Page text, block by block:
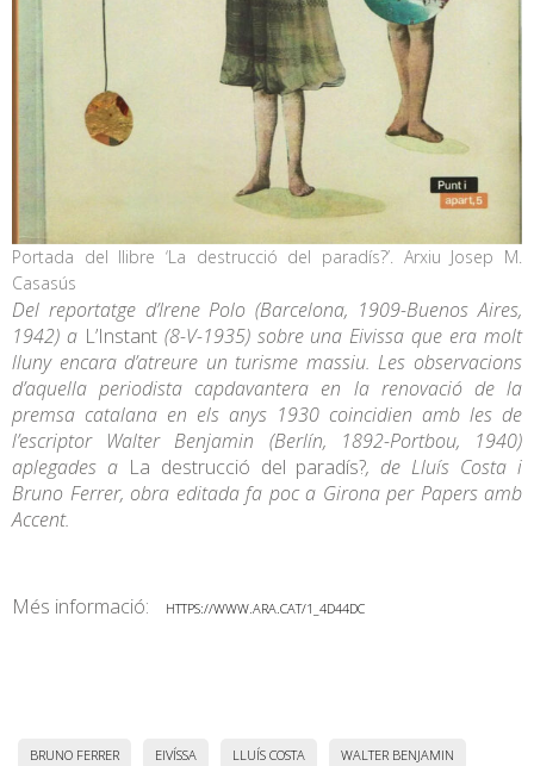
Portada del llibre ‘La destrucció del paradís?’. Arxiu Josep M.
Casasús
Del reportatge d’Irene Polo (Barcelona, 1909-Buenos Aires,
1942) a L’Instant (8-V-1935) sobre una Eivissa que era molt
lluny encara d’atreure un turisme massiu. Les observacions
d’aquella periodista capdavantera en la renovació de la
premsa catalana en els anys 1930 coincidien amb les de
l’escriptor Walter Benjamin (Berlín, 1892-Portbou, 1940)
aplegades a La destrucció del paradís?, de Lluís Costa i
Bruno Ferrer, obra editada fa poc a Girona per Papers amb
Accent.
Més informació: HTTPS://WWW.ARA.CAT/1_4D44DC
BRUNO FERRER EIVÍSSA LLUÍS COSTA WALTER BENJAMIN